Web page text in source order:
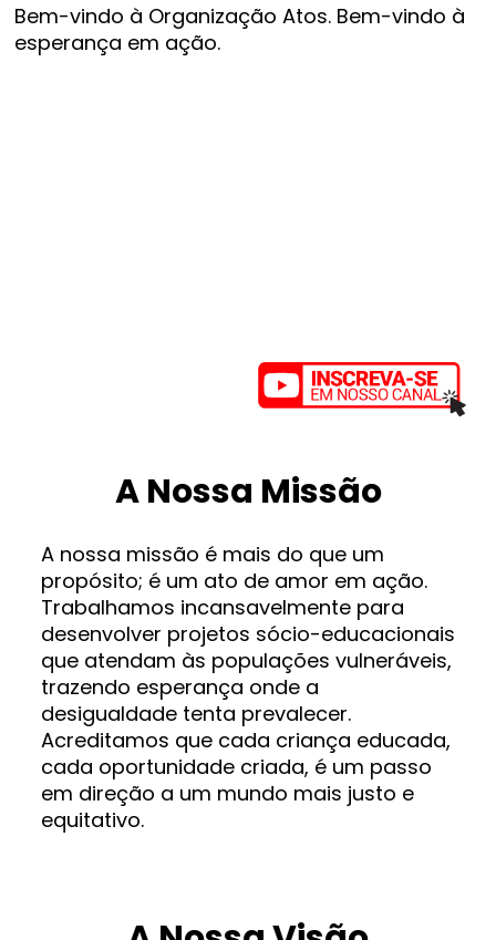
Bem-vindo à Organização Atos. Bem-vindo à
esperança em ação.
A Nossa Missão
A nossa missão é mais do que um
propósito; é um ato de amor em ação.
Trabalhamos incansavelmente para
desenvolver projetos sócio-educacionais
que atendam às populações vulneráveis,
trazendo esperança onde a
desigualdade tenta prevalecer.
Acreditamos que cada criança educada,
cada oportunidade criada, é um passo
em direção a um mundo mais justo e
equitativo.